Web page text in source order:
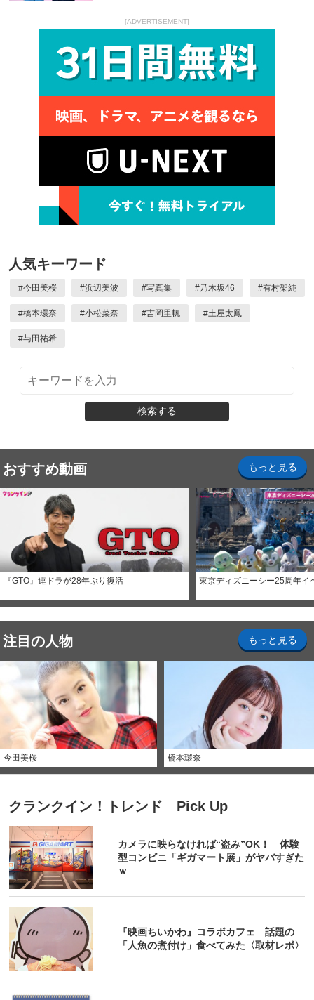
[ADVERTISEMENT]
人気キーワード
#今田美桜 #浜辺美波 #写真集 #乃木坂46 #有村架純
#橋本環奈 #小松菜奈 #吉岡里帆 #土屋太鳳
#与田祐希
検索する
おすすめ動画 もっと見る
『GTO』連ドラが28年ぶり復活 東京ディズニーシー25周年イ
注目の人物 もっと見る
今田美桜 橋本環奈
クランクイン！トレンド Pick Up
カメラに映らなければ“盗み”OK！ 体験
型コンビニ「ギガマート展」がヤバすぎた
ｗ
『映画ちいかわ』コラボカフェ 話題の
「人魚の煮付け」食べてみた〈取材レポ〉